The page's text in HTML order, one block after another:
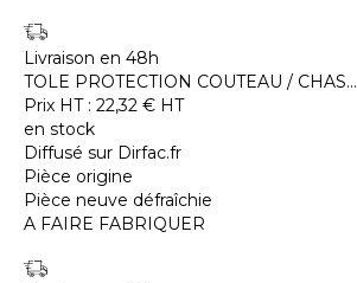
Livraison en 48h
TOLE PROTECTION COUTEAU / CHAS...
Prix HT : 22,32 € HT
en stock
Diffusé sur Dirfac.fr
Pièce origine
Pièce neuve défraîchie
A FAIRE FABRIQUER